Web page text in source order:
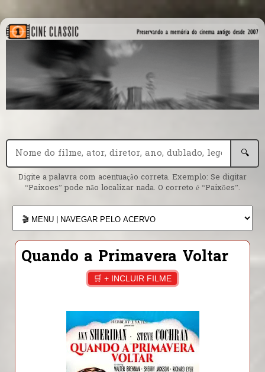
🔍
Digite a palavra com acentuação correta. Exemplo: Se digitar
“Paixoes” pode não localizar nada. O correto é “Paixões”.
Quando a Primavera Voltar
🛒 + INCLUIR FILME